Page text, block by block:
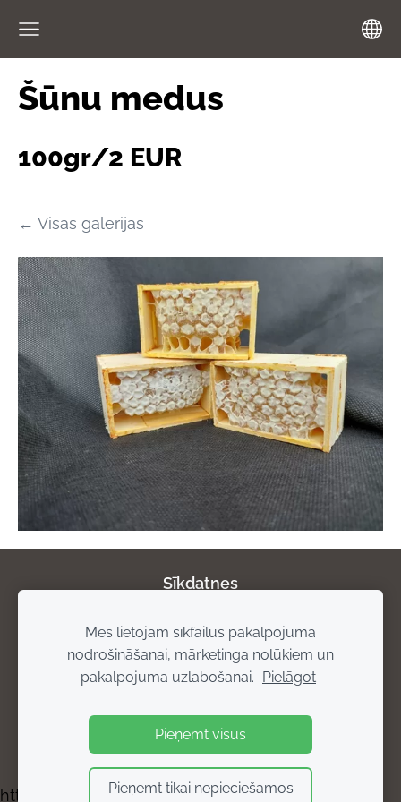
Šūnu medus
100gr/2 EUR
Visas galerijas
Sīkdatnes
Par mums Privātuma politika Atgriešanas
noteikumi
Piegādes noteikumi Rekvizīti
https://bisuprodukti.mozello.lv/kontakti/
Mēs lietojam sīkfailus pakalpojuma
nodrošināšanai, mārketinga nolūkiem un
pakalpojuma uzlabošanai. Pielāgot
Pieņemt visus
Pieņemt tikai nepieciešamos